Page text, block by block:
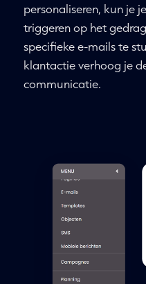
personaliseren, kun je
triggeren op het
specifieke e-mails te
klantactie verhoog je
communicatie.